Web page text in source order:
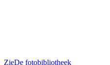
ZieDe fotobibliotheek